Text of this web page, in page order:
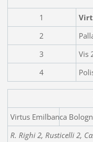
1
2
3
Vis
4
Virtus
R. Righi 2, Rusticelli 2,